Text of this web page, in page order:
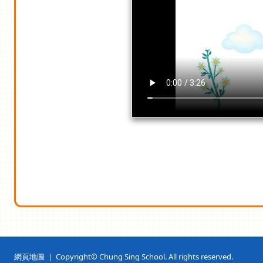
網頁地圖 | Copyright© Chung Sing School. All rights reserved.